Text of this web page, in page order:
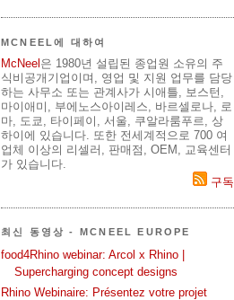
MCNEEL에 대하여
McNeel 은 1980년 설립된 종업원 소유의 주
식비공개기업이며, 영업 및 지원 업무를 담당
하는 사무소 또는 관계사가 시애틀, 보스턴,
마이애미, 부에노스아이레스, 바르셀로나, 로
마, 도쿄, 타이페이, 서울, 쿠알라룸푸르, 상
하이에 있습니다. 또한 전세계적으로 700 여
업체 이상의 리셀러, 판매점, OEM, 교육센터
가 있습니다.
구독
최신 동영상 - MCNEEL EUROPE
food4Rhino webinar: Arcol x Rhino |
Supercharging concept designs
Rhino Webinaire: Présentez votre projet